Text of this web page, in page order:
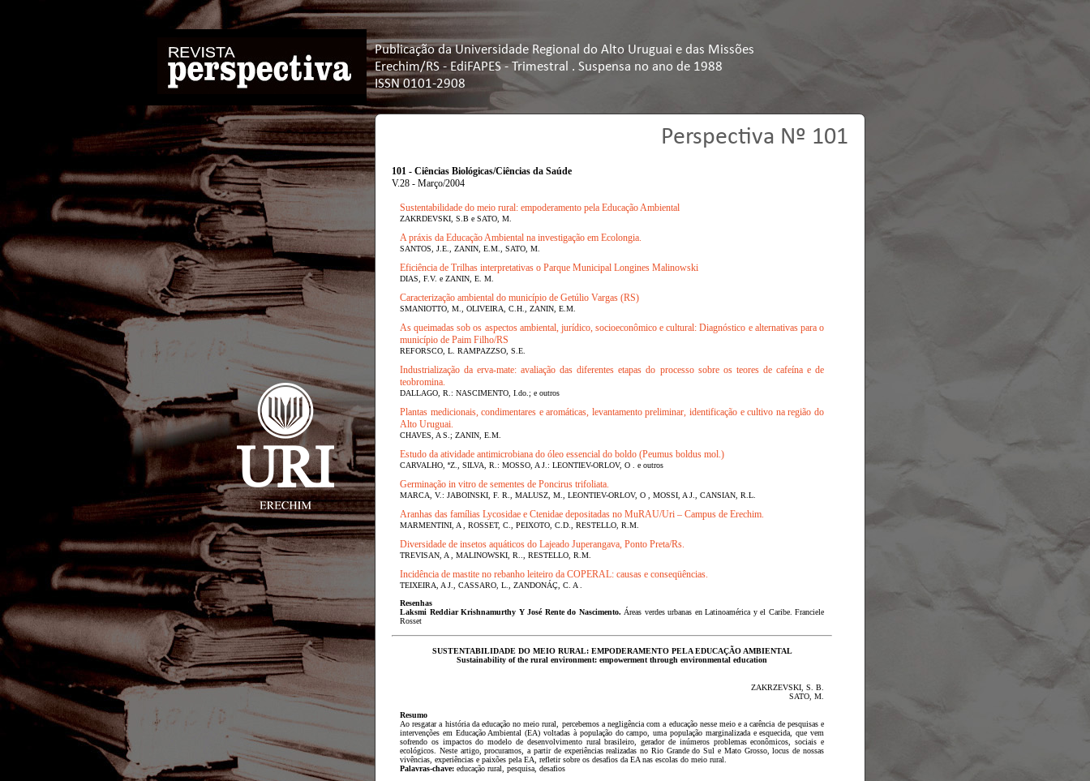
Publicação da Universidade Regional do Alto Uruguai e das Missões
Erechim/RS - EdiFAPES - Trimestral . Suspensa no ano de 1988
ISSN 0101-2908
Perspectiva Nº 101
101 - Ciências Biológicas/Ciências da Saúde
V.28 - Março/2004
Sustentabilidade do meio rural: empoderamento pela Educação Ambiental
ZAKRDEVSKI, S.B e SATO, M.
A práxis da Educação Ambiental na investigação em Ecolongia.
SANTOS, J.E., ZANIN, E.M., SATO, M.
Eficiência de Trilhas interpretativas o Parque Municipal Longines Malinowski
DIAS, F.V. e ZANIN, E. M.
Caracterização ambiental do município de Getúlio Vargas (RS)
SMANIOTTO, M., OLIVEIRA, C.H., ZANIN, E.M.
As queimadas sob os aspectos ambiental, jurídico, socioeconômico e cultural: Diagnóstico e alternativas para o
município de Paim Filho/RS
REFORSCO, L. RAMPAZZSO, S.E.
Industrialização da erva-mate: avaliação das diferentes etapas do processo sobre os teores de cafeína e de
teobromina.
DALLAGO, R.: NASCIMENTO, I.do.; e outros
Plantas medicionais, condimentares e aromáticas, levantamento preliminar, identificação e cultivo na região do
Alto Uruguai.
CHAVES, A S.; ZANIN, E.M.
Estudo da atividade antimicrobiana do óleo essencial do boldo (Peumus boldus mol.)
CARVALHO, ªZ., SILVA, R.: MOSSO, A J.: LEONTIEV-ORLOV, O . e outros
Germinação in vitro de sementes de Poncirus trifoliata.
MARCA, V.: JABOINSKI, F. R., MALUSZ, M., LEONTIEV-ORLOV, O , MOSSI, A J., CANSIAN, R.L.
Aranhas das famílias Lycosidae e Ctenidae depositadas no MuRAU/Uri – Campus de Erechim.
MARMENTINI, A , ROSSET, C., PEIXOTO, C.D., RESTELLO, R.M.
Diversidade de insetos aquáticos do Lajeado Juperangava, Ponto Preta/Rs.
TREVISAN, A , MALINOWSKI, R.., RESTELLO, R.M.
Incidência de mastite no rebanho leiteiro da COPERAL: causas e conseqüências.
TEIXEIRA, A J., CASSARO, L., ZANDONÁÇ, C. A .
Resenhas
Laksmi Reddiar Krishnamurthy Y José Rente do Nascimento. Áreas verdes urbanas en Latinoamérica y el Caribe. Franciele
Rosset
SUSTENTABILIDADE DO MEIO RURAL: EMPODERAMENTO PELA EDUCAÇÃO AMBIENTAL
Sustainability of the rural environment: empowerment through environmental education
ZAKRZEVSKI, S. B.
SATO, M.
Resumo
Ao resgatar a história da educação no meio rural, percebemos a negligência com a educação nesse meio e a carência de pesquisas e
intervenções em Educação Ambiental (EA) voltadas à população do campo, uma população marginalizada e esquecida, que vem
sofrendo os impactos do modelo de desenvolvimento rural brasileiro, gerador de inúmeros problemas econômicos, ­sociais e
ecológicos. Neste artigo, procuramos, a partir de experiências realizadas no Rio Grande do Sul e Mato Grosso, locus de nossas
vivências, expe­riências e paixões pela EA, refletir sobre os desafios da EA nas escolas do meio rural.
Palavras-chave: educação rural, pesquisa, desafios